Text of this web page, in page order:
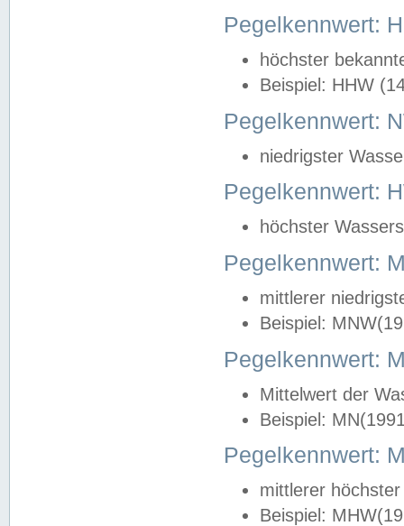
Pegelkennwert:
höchster
Beispiel: HHW
Pegelkennwert:
niedrigster
Pegelkennwert:
höchster
Pegelkennwert:
mittlerer
Beispiel:
Pegelkennwert:
Mittelwert der
Beispiel:
Pegelkennwert:
mittlerer
Beispiel: